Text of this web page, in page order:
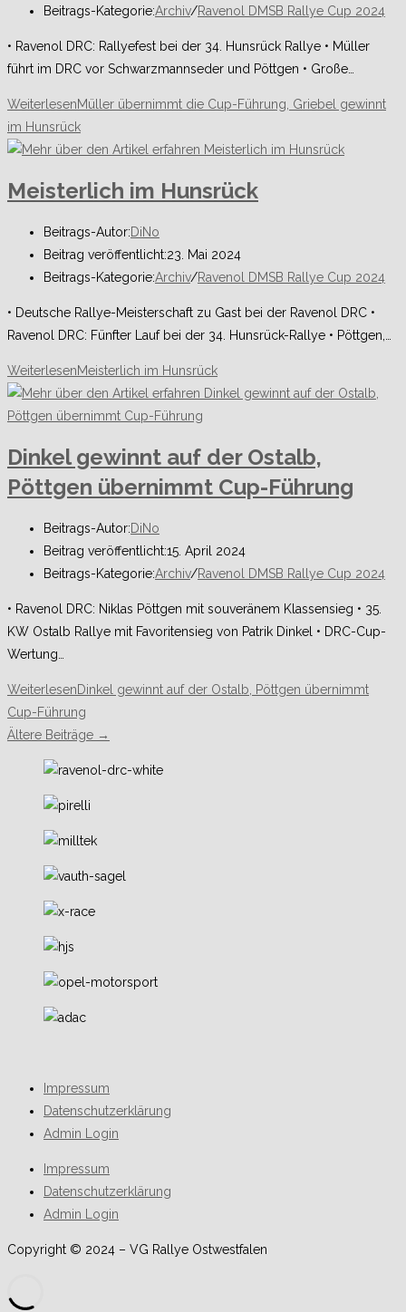
Beitrags-Kategorie:Archiv/Ravenol DMSB Rallye Cup 2024
• Ravenol DRC: Rallyefest bei der 34. Hunsrück Rallye • Müller
führt im DRC vor Schwarzmannseder und Pöttgen • Große…
WeiterlesenMüller übernimmt die Cup-Führung, Griebel gewinnt
im Hunsrück
Meisterlich im Hunsrück
Beitrags-Autor:DiNo
Beitrag veröffentlicht:23. Mai 2024
Beitrags-Kategorie:Archiv/Ravenol DMSB Rallye Cup 2024
• Deutsche Rallye-Meisterschaft zu Gast bei der Ravenol DRC •
Ravenol DRC: Fünfter Lauf bei der 34. Hunsrück-Rallye • Pöttgen,…
WeiterlesenMeisterlich im Hunsrück
Dinkel gewinnt auf der Ostalb,
Pöttgen übernimmt Cup-Führung
Beitrags-Autor:DiNo
Beitrag veröffentlicht:15. April 2024
Beitrags-Kategorie:Archiv/Ravenol DMSB Rallye Cup 2024
• Ravenol DRC: Niklas Pöttgen mit souveränem Klassensieg • 35.
KW Ostalb Rallye mit Favoritensieg von Patrik Dinkel • DRC-Cup-
Wertung…
WeiterlesenDinkel gewinnt auf der Ostalb, Pöttgen übernimmt
Cup-Führung
Ältere Beiträge →
Impressum
Datenschutzerklärung
Admin Login
Impressum
Datenschutzerklärung
Admin Login
Copyright © 2024 – VG Rallye Ostwestfalen